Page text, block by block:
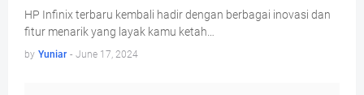
HP Infinix terbaru kembali hadir dengan berbagai inovasi dan
fitur menarik yang layak kamu ketah…
by Yuniar - June 17, 2024